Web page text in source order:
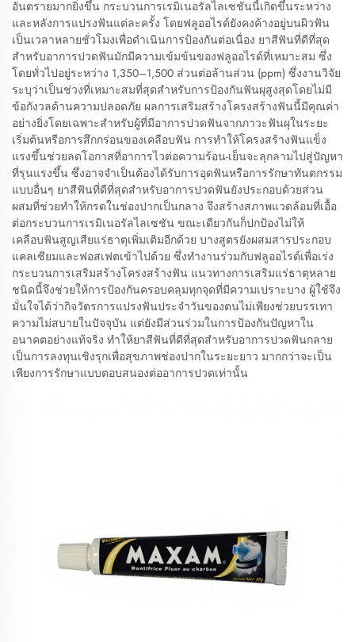
อันตรายมากยิ่งขึ้น กระบวนการเรมิเนอรัลไลเซชันนี้เกิดขึ้นระหว่าง
และหลังการแปรงฟันแต่ละครั้ง โดยฟลูออไรด์ยังคงค้างอยู่บนผิวฟัน
เป็นเวลาหลายชั่วโมงเพื่อดำเนินการป้องกันต่อเนื่อง ยาสีฟันที่ดีที่สุด
สำหรับอาการปวดฟันมักมีความเข้มข้นของฟลูออไรด์ที่เหมาะสม ซึ่ง
โดยทั่วไปอยู่ระหว่าง 1,350–1,500 ส่วนต่อล้านส่วน (ppm) ซึ่งงานวิจัย
ระบุว่าเป็นช่วงที่เหมาะสมที่สุดสำหรับการป้องกันฟันผุสูงสุดโดยไม่มี
ข้อกังวลด้านความปลอดภัย ผลการเสริมสร้างโครงสร้างฟันนี้มีคุณค่า
อย่างยิ่งโดยเฉพาะสำหรับผู้ที่มีอาการปวดฟันจากภาวะฟันผุในระยะ
เริ่มต้นหรือการสึกกร่อนของเคลือบฟัน การทำให้โครงสร้างฟันแข็ง
แรงขึ้นช่วยลดโอกาสที่อาการไวต่อความร้อน-เย็นจะลุกลามไปสู่ปัญหา
ที่รุนแรงขึ้น ซึ่งอาจจำเป็นต้องได้รับการอุดฟันหรือการรักษาทันตกรรม
แบบอื่นๆ ยาสีฟันที่ดีที่สุดสำหรับอาการปวดฟันยังประกอบด้วยส่วน
ผสมที่ช่วยทำให้กรดในช่องปากเป็นกลาง จึงสร้างสภาพแวดล้อมที่เอื้อ
ต่อกระบวนการเรมิเนอรัลไลเซชัน ขณะเดียวกันก็ปกป้องไม่ให้
เคลือบฟันสูญเสียแร่ธาตุเพิ่มเติมอีกด้วย บางสูตรยังผสมสารประกอบ
แคลเซียมและฟอสเฟตเข้าไปด้วย ซึ่งทำงานร่วมกับฟลูออไรด์เพื่อเร่ง
กระบวนการเสริมสร้างโครงสร้างฟัน แนวทางการเสริมแร่ธาตุหลาย
ชนิดนี้จึงช่วยให้การป้องกันครอบคลุมทุกจุดที่มีความเปราะบาง ผู้ใช้จึง
มั่นใจได้ว่ากิจวัตรการแปรงฟันประจำวันของตนไม่เพียงช่วยบรรเทา
ความไม่สบายในปัจจุบัน แต่ยังมีส่วนร่วมในการป้องกันปัญหาใน
อนาคตอย่างแท้จริง ทำให้ยาสีฟันที่ดีที่สุดสำหรับอาการปวดฟันกลาย
เป็นการลงทุนเชิงรุกเพื่อสุขภาพช่องปากในระยะยาว มากกว่าจะเป็น
เพียงการรักษาแบบตอบสนองต่ออาการปวดเท่านั้น